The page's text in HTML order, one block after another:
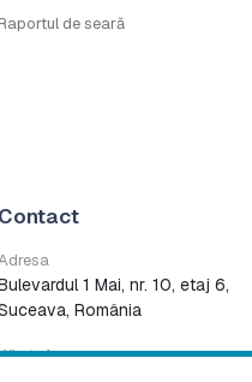
Raportul de seară
Contact
1 Mai, nr. 10, etaj 6,
România